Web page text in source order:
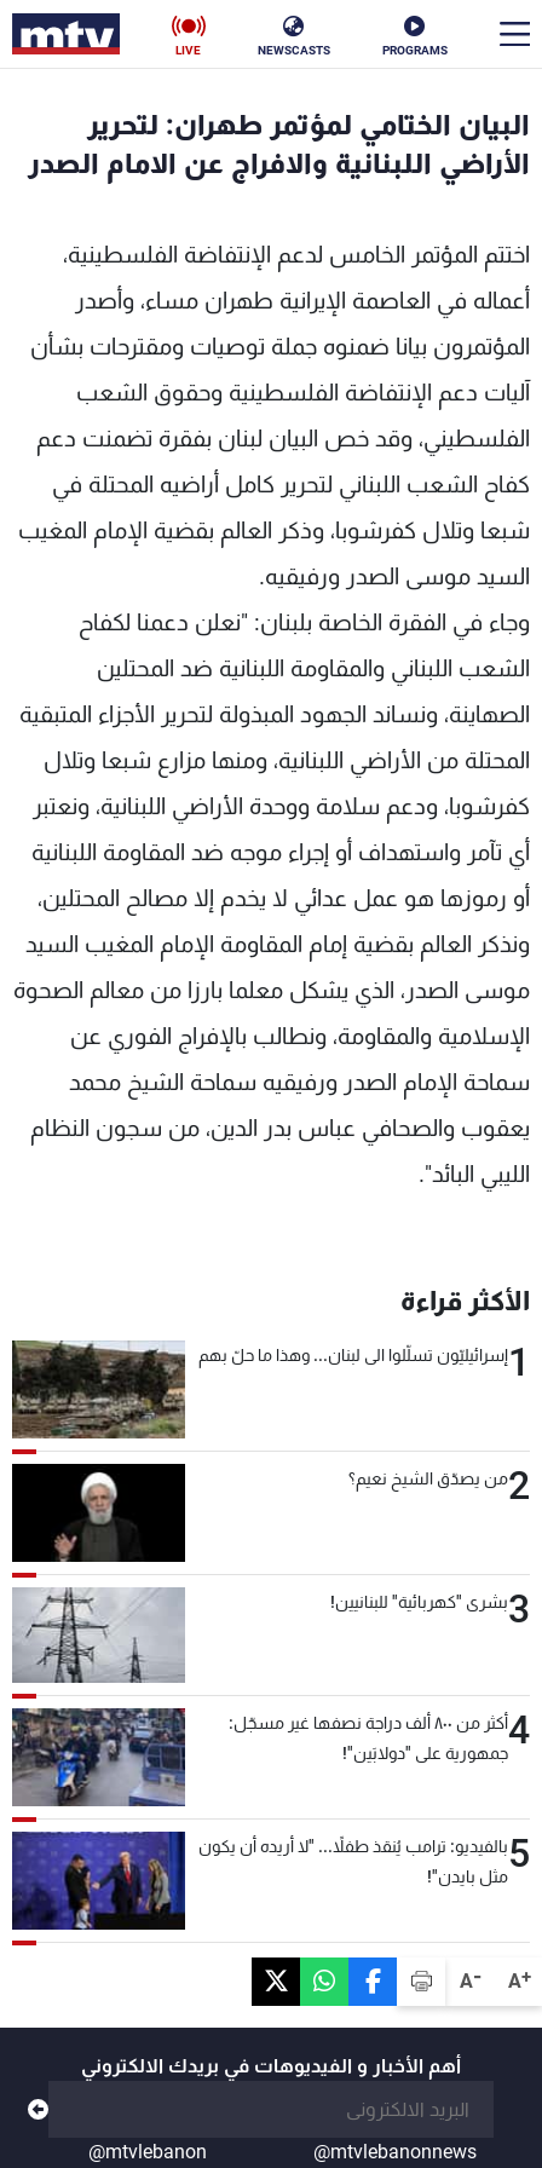
PROGRAMS
NEWSCASTS
LIVE
A+
A-
البيان الختامي لمؤتمر طهران: لتحرير
الأراضي اللبنانية والافراج عن الامام الصدر
اختتم المؤتمر الخامس لدعم الإنتفاضة الفلسطينية،
أعماله في العاصمة الإيرانية طهران مساء، وأصدر
المؤتمرون بيانا ضمنوه جملة توصيات ومقترحات بشأن
آليات دعم الإنتفاضة الفلسطينية وحقوق الشعب
الفلسطيني، وقد خص البيان لبنان بفقرة تضمنت دعم
كفاح الشعب اللبناني لتحرير كامل أراضيه المحتلة في
شبعا وتلال كفرشوبا، وذكر العالم بقضية الإمام المغيب
السيد موسى الصدر ورفيقيه.
وجاء في الفقرة الخاصة بلبنان: "نعلن دعمنا لكفاح
الشعب اللبناني والمقاومة اللبنانية ضد المحتلين
الصهاينة، ونساند الجهود المبذولة لتحرير الأجزاء المتبقية
المحتلة من الأراضي اللبنانية، ومنها مزارع شبعا وتلال
كفرشوبا، ودعم سلامة ووحدة الأراضي اللبنانية، ونعتبر
أي تآمر واستهداف أو إجراء موجه ضد المقاومة اللبنانية
أو رموزها هو عمل عدائي لا يخدم إلا مصالح المحتلين،
ونذكر العالم بقضية إمام المقاومة الإمام المغيب السيد
موسى الصدر، الذي يشكل معلما بارزا من معالم الصحوة
الإسلامية والمقاومة، ونطالب بالإفراج الفوري عن
سماحة الإمام الصدر ورفيقيه سماحة الشيخ محمد
يعقوب والصحافي عباس بدر الدين، من سجون النظام
الليبي البائد".
الأكثر قراءة
1إسرائيليّون تسلّلوا الى لبنان... وهذا ما حلّ بهم
2من يصدّق الشيخ نعيم؟
3بشرى "كهربائية" للبنانيين!
4
أكثر من ٨٠٠ ألف دراجة نصفها غير مسجّل:
جمهورية على "دولابَين"!
5بالفيديو: ترامب يُنقذ طفلاً... "لا أريده أن يكون
مثل بايدن"!
أهم الأخبار و الفيديوهات في بريدك الالكتروني
@mtvlebanonnews
@mtvlebanon
الأخبار
إقتصاد فن
منوعات رياضة
كأس العالم
البرامج
جدول البرامج
شاهد البرامج
عن MTV
الإنـتـاج
لاعلاناتكم
وظائف
تواصل معنا
شروط الإسـتخدام
سياسة الخصوصية